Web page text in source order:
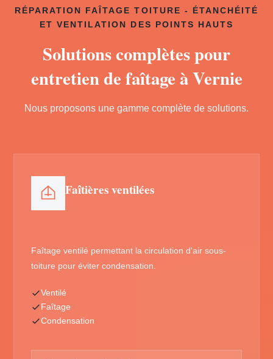
RÉPARATION FAÎTAGE TOITURE - ÉTANCHÉITÉ
ET VENTILATION DES POINTS HAUTS
Solutions complètes pour
entretien de faîtage à Vernie
Nous proposons une gamme complète de solutions.
Faîtières ventilées
Faîtage ventilé permettant la circulation d'air sous-
toiture pour éviter condensation.
Ventilé
Faîtage
Condensation